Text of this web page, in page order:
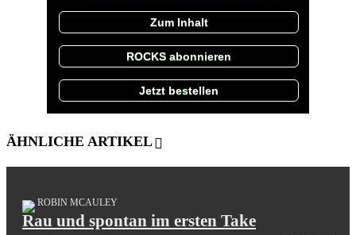
Zum Inhalt
ROCKS abonnieren
Jetzt bestellen
ÄHNLICHE ARTIKEL
ROBIN MCAULEY
Rau und spontan im ersten Take